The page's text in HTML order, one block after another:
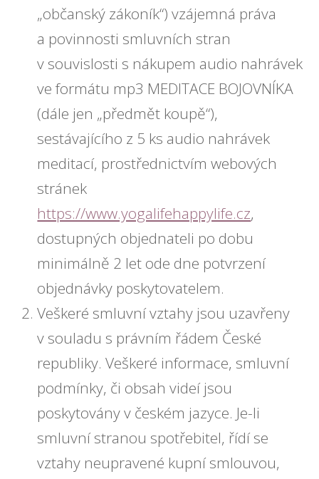
„občanský zákoník“) vzájemná práva
a povinnosti smluvních stran
v souvislosti s nákupem audio nahrávek
ve formátu mp3 MEDITACE BOJOVNÍKA
(dále jen „předmět koupě“),
sestávajícího z 5 ks audio nahrávek
meditací, prostřednictvím webových
stránek
https://www.yogalifehappylife.cz,
dostupných objednateli po dobu
minimálně 2 let ode dne potvrzení
objednávky poskytovatelem.
Veškeré smluvní vztahy jsou uzavřeny
v souladu s právním řádem České
republiky. Veškeré informace, smluvní
podmínky, či obsah videí jsou
poskytovány v českém jazyce. Je-li
smluvní stranou spotřebitel, řídí se
vztahy neupravené kupní smlouvou,